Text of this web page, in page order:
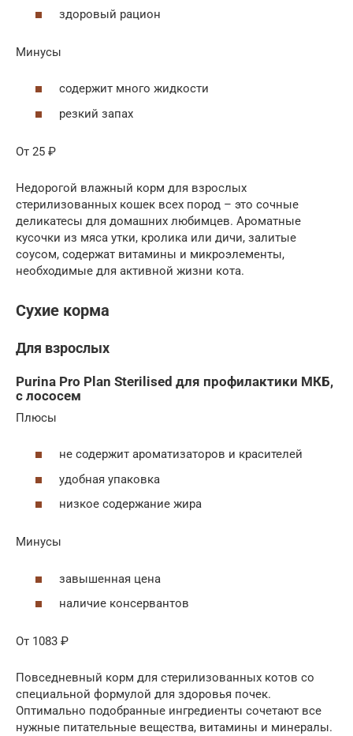
здоровый рацион
Минусы
содержит много жидкости
резкий запах
От 25 ₽
Недорогой влажный корм для взрослых
стерилизованных кошек всех пород – это сочные
деликатесы для домашних любимцев. Ароматные
кусочки из мяса утки, кролика или дичи, залитые
соусом, содержат витамины и микроэлементы,
необходимые для активной жизни кота.
Сухие корма
Для взрослых
Purina Pro Plan Sterilised для профилактики МКБ,
с лососем
Плюсы
не содержит ароматизаторов и красителей
удобная упаковка
низкое содержание жира
Минусы
завышенная цена
наличие консервантов
От 1083 ₽
Повседневный корм для стерилизованных котов со
специальной формулой для здоровья почек.
Оптимально подобранные ингредиенты сочетают все
нужные питательные вещества, витамины и минералы.